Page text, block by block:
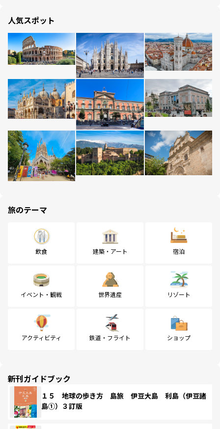
人気スポット
旅のテーマ
飲食 建築・アート 宿泊
イベント・観戦 世界遺産 リゾート
アクティビティ 鉄道・フライト ショップ
新刊ガイドブック
１５ 地球の歩き方 島旅 伊豆大島 利島（伊豆諸
島①）３訂版